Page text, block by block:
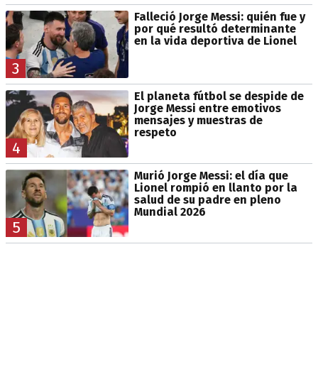
3
Falleció Jorge Messi: quién fue y
por qué resultó determinante
en la vida deportiva de Lionel
4
El planeta fútbol se despide de
Jorge Messi entre emotivos
mensajes y muestras de
respeto
5
Murió Jorge Messi: el día que
Lionel rompió en llanto por la
salud de su padre en pleno
Mundial 2026